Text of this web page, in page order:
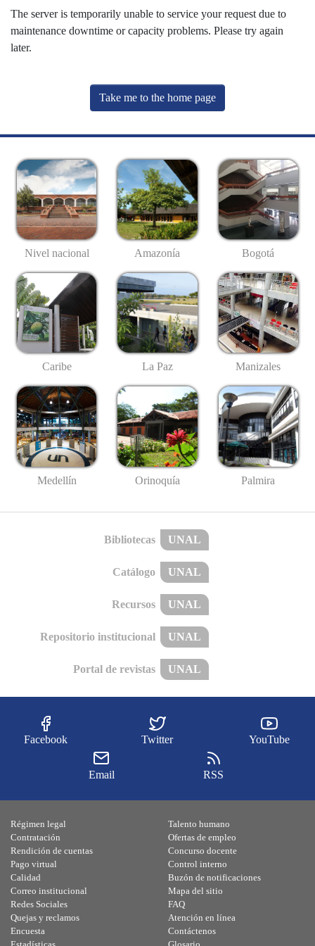
The server is temporarily unable to service your request due to
maintenance downtime or capacity problems. Please try again
later.
Take me to the home page
Nivel nacional Amazonía Bogotá
Caribe La Paz Manizales
Medellín Orinoquía Palmira
Bibliotecas UNAL
Catálogo UNAL
Recursos UNAL
Repositorio institucional UNAL
Portal de revistas UNAL
Facebook Twitter YouTube
Email RSS
Régimen legal
Contratación
Rendición de cuentas
Pago virtual
Calidad
Talento humano
Ofertas de empleo
Concurso docente
Control interno
Buzón de notificaciones
Correo institucional
Redes Sociales
Quejas y reclamos
Encuesta
Mapa del sitio
FAQ
Atención en línea
Contáctenos